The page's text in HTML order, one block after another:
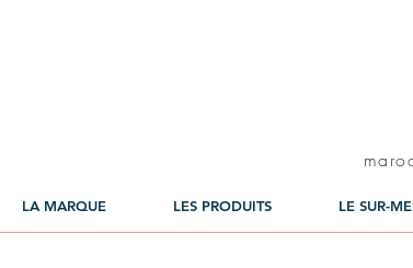
LA MARQUE LES PRODUITS LE SUR-